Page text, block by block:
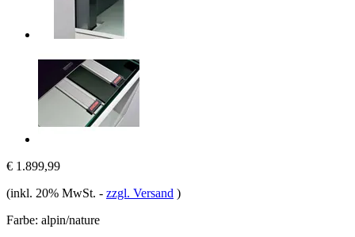
€ 1.899,99
(inkl. 20% MwSt. - zzgl. Versand )
Farbe: alpin/nature